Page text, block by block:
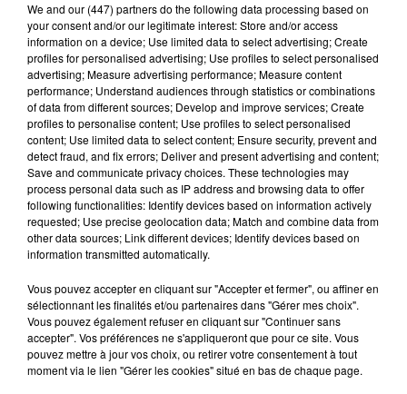
I got it from my mama�x�‍'�️ Introducing
@themamagraham in Morocco for my new
@swimsuitsforall campaign! Link in bio to shop my
We and our (447) partnersdo the following data processing based on
your consent and/or our legitimate interest: Store and/or access
information on a device; Use limited data to select advertising; Create
profiles for personalised advertising; Use profiles to select personalised
advertising; Measure advertising performance; Measure content
performance; Understand audiences through statistics or combinations
of data from different sources; Develop and improve services; Create
profiles to personalise content; Use profiles to select personalised
content; Use limited data to select content; Ensure security, prevent and
detect fraud, and fix errors; Deliver and present advertising and content;
Save and communicate privacy choices. These technologies may
process personal data such as IP address and browsing data to offer
following functionalities: Identify devices based on information actively
requested; Use precise geolocation data; Match and combine data from
other data sources; Link different devices; Identify devices based on
information transmitted automatically.
Vous pouvez accepter en cliquant sur "Accepter et fermer", ou affiner en
sélectionnant les finalités et/ou partenaires dans "Gérer mes choix".
Vous pouvez également refuser en cliquant sur "Continuer sans
accepter". Vos préférences ne s'appliqueront que pour ce site. Vous
pouvez mettre à jour vos choix, ou retirer votre consentement à tout
moment via le lien "Gérer les cookies" situé en bas de chaque page.